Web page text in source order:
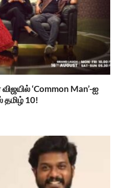
‘Common Man’-ஐ
தமிழ் 10!